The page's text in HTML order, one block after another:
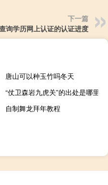
下一篇
询学历网上认证的认证进度
唐山可以种玉竹吗冬天
“仗卫森岩九虎关”的出处是哪里
自制舞龙拜年教程